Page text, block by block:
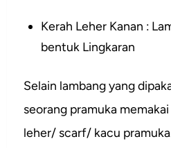
Kerah Leher Kanan :
bentuk Lingkaran
Selain lambang yang
seorang pramuka
leher/ scarf/ kacu